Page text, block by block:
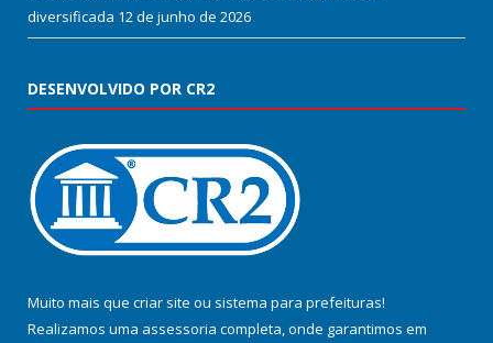
diversificada 12 de junho de 2026
DESENVOLVIDO POR CR2
Muito mais que criar site ou sistema para prefeituras!
Realizamos uma assessoria completa, onde garantimos em